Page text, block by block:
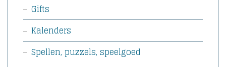
Gifts
Kalenders
Spellen, puzzels, speelgoed